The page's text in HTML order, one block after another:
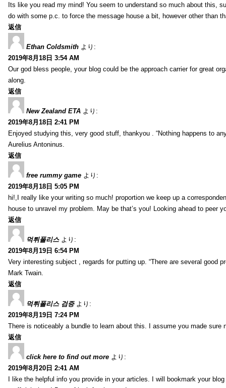
Its like you read my mind! You seem to understand so much about this,
do with some p.c. to force the message house a bit, however other than
返信
Ethan Coldsmith より:
2019年8月18日 3:54 AM
Our god bless people, your blog could be the approach carrier for great
along.
返信
New Zealand ETA より:
2019年8月18日 2:41 PM
Enjoyed studying this, very good stuff, thankyou . “Nothing happens to
Aurelius Antoninus.
返信
free rummy game より:
2019年8月18日 5:05 PM
hi!,I really like your writing so much! proportion we keep up a
house to unravel my problem. May be that’s you! Looking ahead to peer
返信
먹튀폴리스 より:
2019年8月19日 6:54 PM
Very interesting subject , regards for putting up. “There are several good
Mark Twain.
返信
먹튀폴리스 검증 より:
2019年8月19日 7:24 PM
There is noticeably a bundle to learn about this. I assume you made sure
返信
click here to find out more より:
2019年8月20日 2:41 AM
I like the helpful info you provide in your articles. I will bookmark your